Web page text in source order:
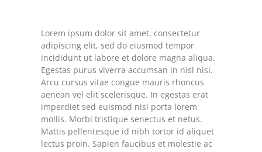
Lorem ipsum dolor sit amet, consectetur
adipiscing elit, sed do eiusmod tempor
incididunt ut labore et dolore magna aliqua.
Egestas purus viverra accumsan in nisl nisi.
Arcu cursus vitae congue mauris rhoncus
aenean vel elit scelerisque. In egestas erat
imperdiet sed euismod nisi porta lorem
mollis. Morbi tristique senectus et netus.
Mattis pellentesque id nibh tortor id aliquet
lectus proin. Sapien faucibus et molestie ac